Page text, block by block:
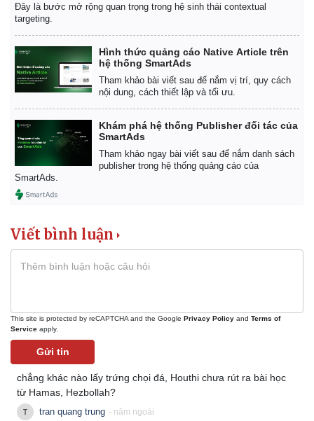
Đây là bước mở rộng quan trọng trong hệ sinh thái contextual
targeting.
Hình thức quảng cáo Native Article trên
hệ thống SmartAds
Tham khảo bài viết sau để nắm vị trí, quy cách
nội dung, cách thiết lập và tối ưu.
Khám phá hệ thống Publisher đối tác của
SmartAds
Tham khảo ngay bài viết sau để nắm danh sách
publisher trong hệ thống quảng cáo của
SmartAds.
Viết bình luận
This site is protected by reCAPTCHA and the Google Privacy Policy and Terms of
Service apply.
Gửi tin
chẳng khác nào lấy trứng chọi đá, Houthi chưa rút ra bài học
từ Hamas, Hezbollah?
tran quang trung - năm ngoái